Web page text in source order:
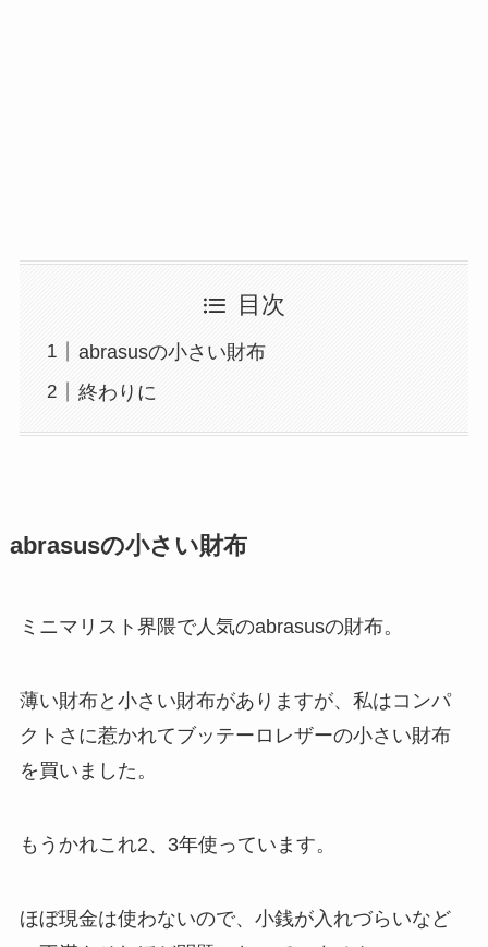
目次
abrasusの小さい財布
終わりに
abrasusの小さい財布
ミニマリスト界隈で人気のabrasusの財布。
薄い財布と小さい財布がありますが、私はコンパ
クトさに惹かれてブッテーロレザーの小さい財布
を買いました。
もうかれこれ2、3年使っています。
ほぼ現金は使わないので、小銭が入れづらいなど